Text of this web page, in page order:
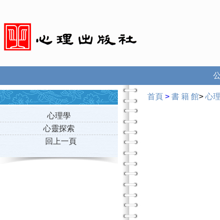
心理學
心靈探索
回上一頁
首頁 > 書 籍 館> 心